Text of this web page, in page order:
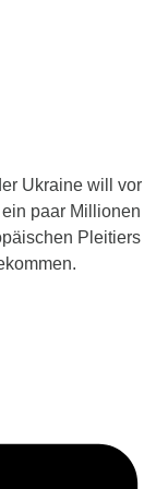
Ukraine will vor
paar Millionen
Pleitiers